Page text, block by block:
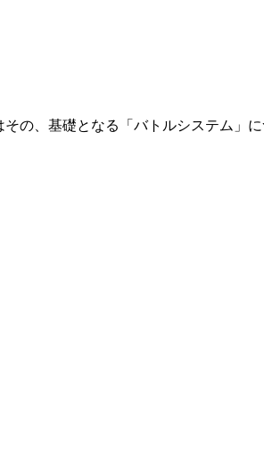
の、基礎となる「バトルシステム」に